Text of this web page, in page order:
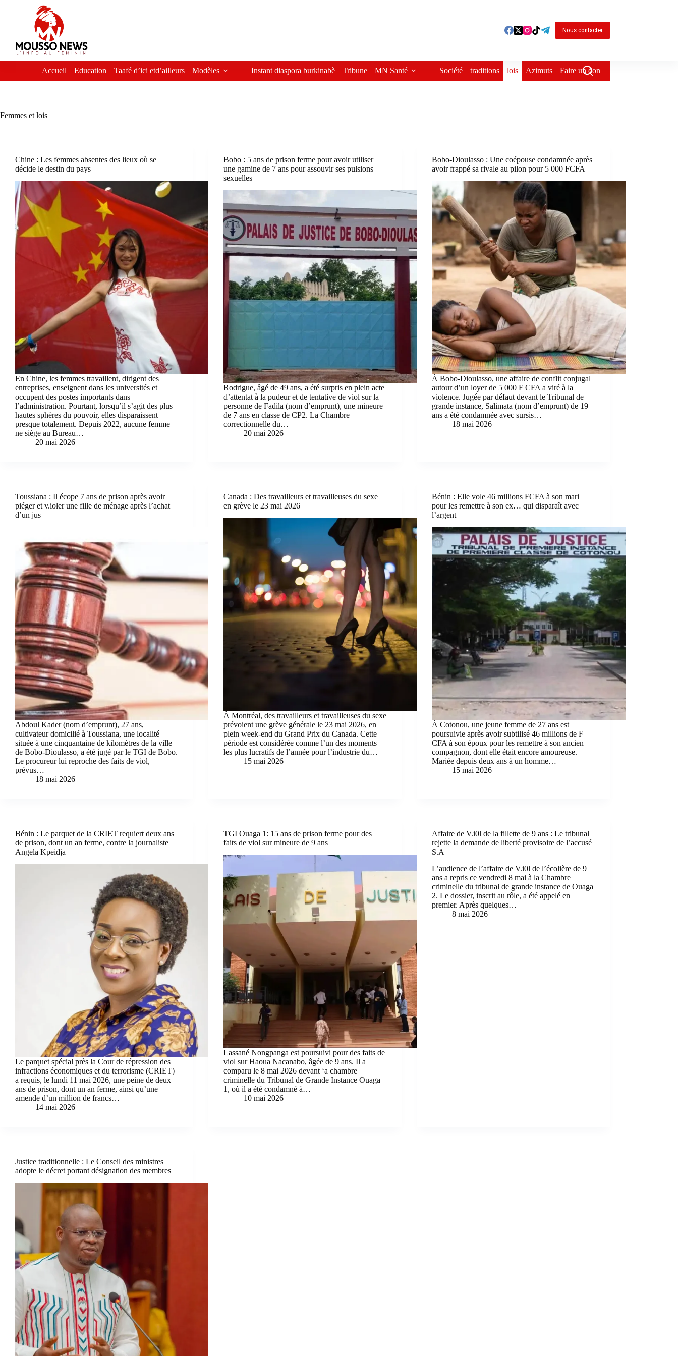
Nous contacter
Accueil Education Taafé d’ici etd’ailleurs Modèles Instant diaspora burkinabè Tribune MN Santé Société traditions lois Azimuts Faire un don
Femmes et lois
Chine : Les femmes absentes des lieux où se
décide le destin du pays
En Chine, les femmes travaillent, dirigent des
entreprises, enseignent dans les universités et
occupent des postes importants dans
l’administration. Pourtant, lorsqu’il s’agit des plus
hautes sphères du pouvoir, elles disparaissent
presque totalement. Depuis 2022, aucune femme
ne siège au Bureau…
20 mai 2026
Bobo : 5 ans de prison ferme pour avoir utiliser
une gamine de 7 ans pour assouvir ses pulsions
sexuelles
Rodrigue, âgé de 49 ans, a été surpris en plein acte
d’attentat à la pudeur et de tentative de viol sur la
personne de Fadila (nom d’emprunt), une mineure
de 7 ans en classe de CP2. La Chambre
correctionnelle du…
20 mai 2026
Bobo-Dioulasso : Une coépouse condamnée après
avoir frappé sa rivale au pilon pour 5 000 FCFA
À Bobo-Dioulasso, une affaire de conflit conjugal
autour d’un loyer de 5 000 F CFA a viré à la
violence. Jugée par défaut devant le Tribunal de
grande instance, Salimata (nom d’emprunt) de 19
ans a été condamnée avec sursis…
18 mai 2026
Toussiana : Il écope 7 ans de prison après avoir
piéger et v.ioler une fille de ménage après l’achat
d’un jus
Abdoul Kader (nom d’emprunt), 27 ans,
cultivateur domicilié à Toussiana, une localité
située à une cinquantaine de kilomètres de la ville
de Bobo-Dioulasso, a été jugé par le TGI de Bobo.
Le procureur lui reproche des faits de viol,
prévus…
18 mai 2026
Canada : Des travailleurs et travailleuses du sexe
en grève le 23 mai 2026
À Montréal, des travailleurs et travailleuses du sexe
prévoient une grève générale le 23 mai 2026, en
plein week-end du Grand Prix du Canada. Cette
période est considérée comme l’un des moments
les plus lucratifs de l’année pour l’industrie du…
15 mai 2026
Bénin : Elle vole 46 millions FCFA à son mari
pour les remettre à son ex… qui disparaît avec
l’argent
À Cotonou, une jeune femme de 27 ans est
poursuivie après avoir subtilisé 46 millions de F
CFA à son époux pour les remettre à son ancien
compagnon, dont elle était encore amoureuse.
Mariée depuis deux ans à un homme…
15 mai 2026
Bénin : Le parquet de la CRIET requiert deux ans
de prison, dont un an ferme, contre la journaliste
Angela Kpeidja
Le parquet spécial près la Cour de répression des
infractions économiques et du terrorisme (CRIET)
a requis, le lundi 11 mai 2026, une peine de deux
ans de prison, dont un an ferme, ainsi qu’une
amende d’un million de francs…
14 mai 2026
TGI Ouaga 1: 15 ans de prison ferme pour des
faits de viol sur mineure de 9 ans
Lassané Nongpanga est poursuivi pour des faits de
viol sur Haoua Nacanabo, âgée de 9 ans. Il a
comparu le 8 mai 2026 devant ‘a chambre
criminelle du Tribunal de Grande Instance Ouaga
1, où il a été condamné à…
10 mai 2026
Affaire de V.i0l de la fillette de 9 ans : Le tribunal
rejette la demande de liberté provisoire de l’accusé
S.A
L’audience de l’affaire de V.i0l de l’écolière de 9
ans a repris ce vendredi 8 mai à la Chambre
criminelle du tribunal de grande instance de Ouaga
2. Le dossier, inscrit au rôle, a été appelé en
premier. Après quelques…
8 mai 2026
Justice traditionnelle : Le Conseil des ministres
adopte le décret portant désignation des membres